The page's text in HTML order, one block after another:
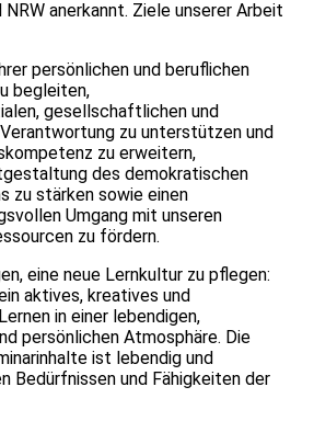
anerkannt. Ziele unserer Arbeit
persönlichen und beruflichen
begleiten,
gesellschaftlichen und
zu unterstützen und
zu erweitern,
des demokratischen
zu stärken sowie einen
Umgang mit unseren
zu fördern.
eine neue Lernkultur zu pflegen:
aktives, kreatives und
in einer leben­digen,
persönlichen Atmosphäre. Die
ist lebendig und
Bedürfnissen und Fähigkeiten der